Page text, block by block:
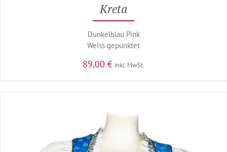
Kreta
Dunkelblau Pink
Weiss gepunktet
89,00 € inkl. MwSt.